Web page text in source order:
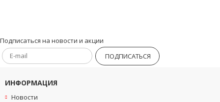
Подписаться на новости и акции
ПОДПИСАТЬСЯ
ИНФОРМАЦИЯ
Новости